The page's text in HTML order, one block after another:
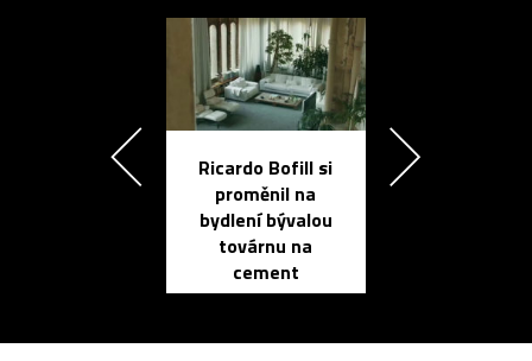
Ricardo Bofill si
proměnil na
bydlení bývalou
továrnu na
cement